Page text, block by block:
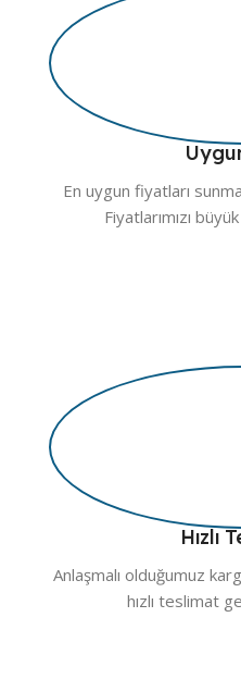
En uygun fiyatları
Fiyatlarımızı
Hızlı
Anlaşmalı olduğumuz
hızlı teslimat